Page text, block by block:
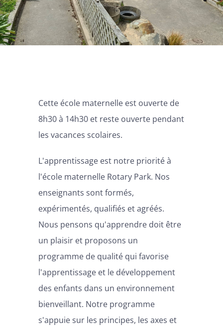
Cette école maternelle est ouverte de
8h30 à 14h30 et reste ouverte pendant
les vacances scolaires.
L'apprentissage est notre priorité à
l'école maternelle Rotary Park. Nos
enseignants sont formés,
expérimentés, qualifiés et agréés.
Nous pensons qu'apprendre doit être
un plaisir et proposons un
programme de qualité qui favorise
l'apprentissage et le développement
des enfants dans un environnement
bienveillant. Notre programme
s'appuie sur les principes, les axes et